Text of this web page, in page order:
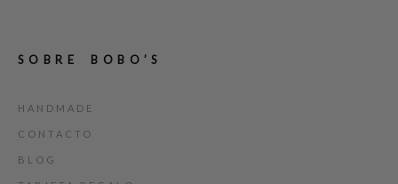
SOBRE BOBO’S
HANDMADE
CONTACTO
BLOG